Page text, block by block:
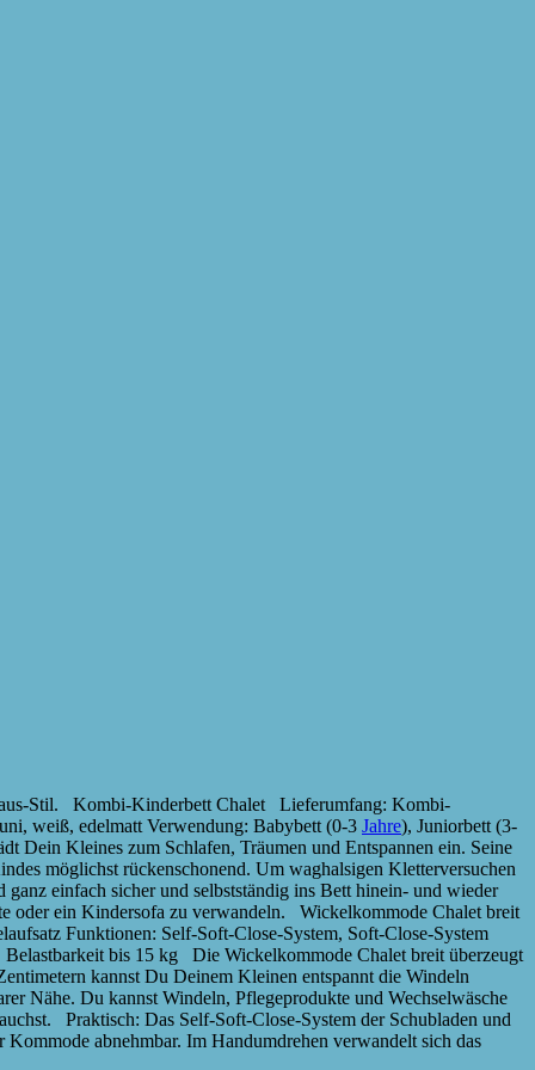
Stil. Kombi-Kinderbett Chalet Lieferumfang: Kombi-
weiß, edelmatt Verwendung: Babybett (0-3 Jahre), Juniorbett (3-
Kleines zum Schlafen, Träumen und Entspannen ein. Seine
möglichst rückenschonend. Um waghalsigen Kletterversuchen
einfach sicher und selbstständig ins Bett hinein- und wieder
oder ein Kindersofa zu verwandeln. Wickelkommode Chalet breit
Funktionen: Self-Soft-Close-System, Soft-Close-System
bis 15 kg Die Wickelkommode Chalet breit überzeugt
kannst Du Deinem Kleinen entspannt die Windeln
Nähe. Du kannst Windeln, Pflegeprodukte und Wechselwäsche
Praktisch: Das Self-Soft-Close-System der Schubladen und
abnehmbar. Im Handumdrehen verwandelt sich das